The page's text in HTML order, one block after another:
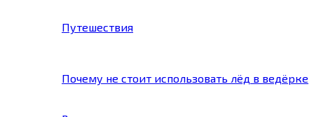
Путешествия
Почему не стоит использовать лёд в ведёрке